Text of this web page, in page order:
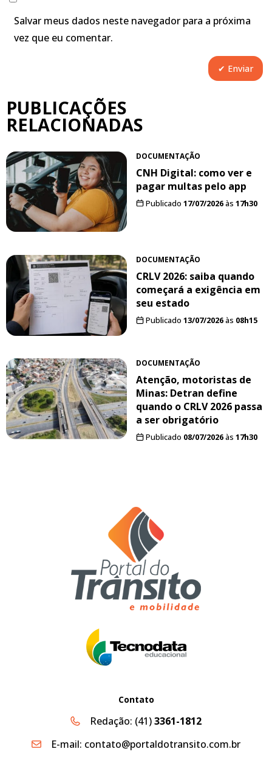
Salvar meus dados neste navegador para a próxima
vez que eu comentar.
PUBLICAÇÕES
RELACIONADAS
DOCUMENTAÇÃO
CNH Digital: como ver e
pagar multas pelo app
Publicado 17/07/2026às 17h30
DOCUMENTAÇÃO
CRLV 2026: saiba quando
começará a exigência em
seu estado
Publicado 13/07/2026às 08h15
DOCUMENTAÇÃO
Atenção, motoristas de
Minas: Detran define
quando o CRLV 2026 passa
a ser obrigatório
Publicado 08/07/2026às 17h30
Contato
Redação: (41)3361-1812
E-mail: contato@portaldotransito.com.br